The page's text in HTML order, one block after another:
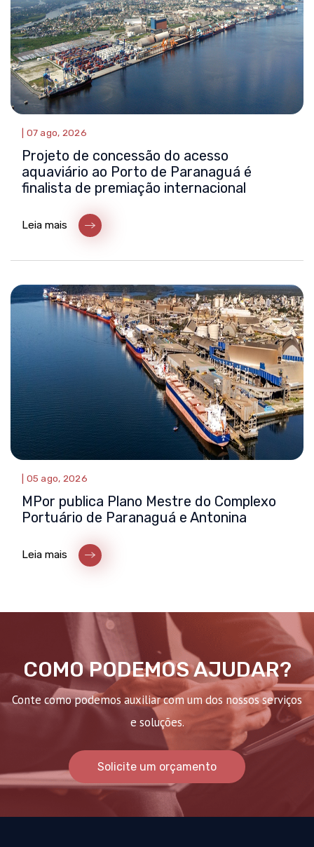
07 ago, 2026
Projeto de concessão do acesso
aquaviário ao Porto de Paranaguá é
finalista de premiação internacional
Leia mais
05 ago, 2026
MPor publica Plano Mestre do Complexo
Portuário de Paranaguá e Antonina
Leia mais
COMO PODEMOS AJUDAR?
Conte como podemos auxiliar com um dos nossos serviços
e soluções.
Solicite um orçamento